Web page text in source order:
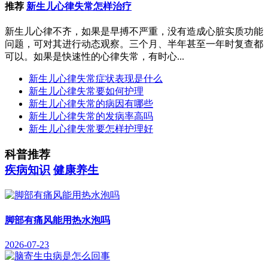
推荐 新生儿心律失常怎样治疗
新生儿心律不齐，如果是早搏不严重，没有造成心脏实质功能
问题，可对其进行动态观察。三个月、半年甚至一年时复查都
可以。如果是快速性的心律失常，有时心...
新生儿心律失常症状表现是什么
新生儿心律失常要如何护理
新生儿心律失常的病因有哪些
新生儿心律失常的发病率高吗
新生儿心律失常要怎样护理好
科普推荐
疾病知识 健康养生
脚部有痛风能用热水泡吗
2026-07-23